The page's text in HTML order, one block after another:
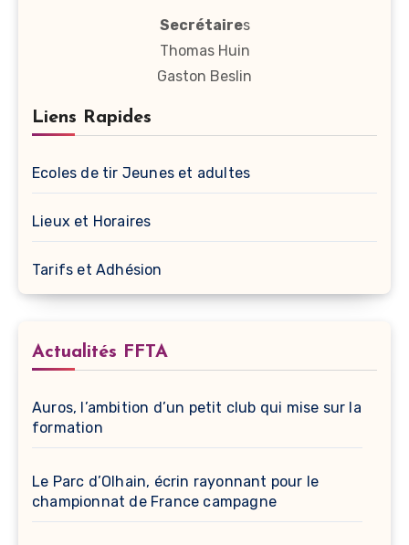
Secrétaires
Thomas Huin
Gaston Beslin
Liens Rapides
Ecoles de tir Jeunes et adultes
Lieux et Horaires
Tarifs et Adhésion
Actualités FFTA
Auros, l’ambition d’un petit club qui mise sur la
formation
Le Parc d’Olhain, écrin rayonnant pour le
championnat de France campagne